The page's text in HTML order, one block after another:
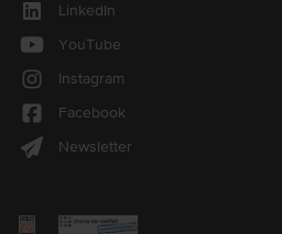
LinkedIn
YouTube
Instagram
Facebook
Newsletter